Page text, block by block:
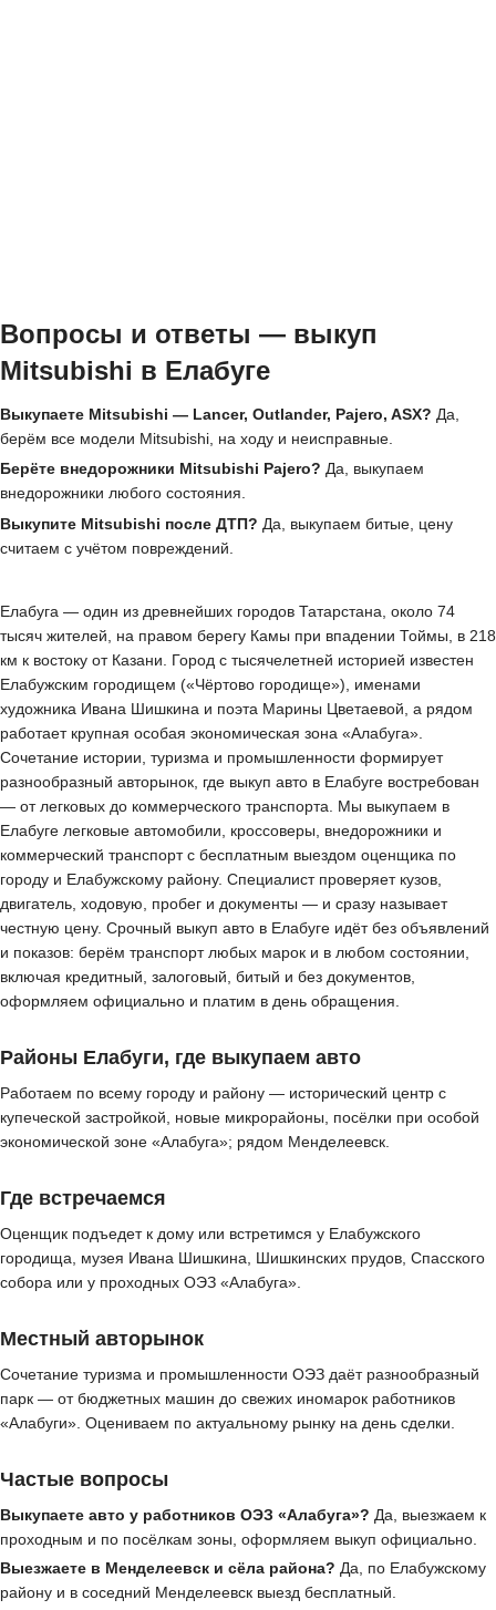
Вопросы и ответы — выкуп
Mitsubishi в Елабуге
Выкупаете Mitsubishi — Lancer, Outlander, Pajero, ASX? Да,
берём все модели Mitsubishi, на ходу и неисправные.
Берёте внедорожники Mitsubishi Pajero? Да, выкупаем
внедорожники любого состояния.
Выкупите Mitsubishi после ДТП? Да, выкупаем битые, цену
считаем с учётом повреждений.
Елабуга — один из древнейших городов Татарстана, около 74
тысяч жителей, на правом берегу Камы при впадении Тоймы, в 218
км к востоку от Казани. Город с тысячелетней историей известен
Елабужским городищем («Чёртово городище»), именами
художника Ивана Шишкина и поэта Марины Цветаевой, а рядом
работает крупная особая экономическая зона «Алабуга».
Сочетание истории, туризма и промышленности формирует
разнообразный авторынок, где выкуп авто в Елабуге востребован
— от легковых до коммерческого транспорта. Мы выкупаем в
Елабуге легковые автомобили, кроссоверы, внедорожники и
коммерческий транспорт с бесплатным выездом оценщика по
городу и Елабужскому району. Специалист проверяет кузов,
двигатель, ходовую, пробег и документы — и сразу называет
честную цену. Срочный выкуп авто в Елабуге идёт без объявлений
и показов: берём транспорт любых марок и в любом состоянии,
включая кредитный, залоговый, битый и без документов,
оформляем официально и платим в день обращения.
Районы Елабуги, где выкупаем авто
Работаем по всему городу и району — исторический центр с
купеческой застройкой, новые микрорайоны, посёлки при особой
экономической зоне «Алабуга»; рядом Менделеевск.
Где встречаемся
Оценщик подъедет к дому или встретимся у Елабужского
городища, музея Ивана Шишкина, Шишкинских прудов, Спасского
собора или у проходных ОЭЗ «Алабуга».
Местный авторынок
Сочетание туризма и промышленности ОЭЗ даёт разнообразный
парк — от бюджетных машин до свежих иномарок работников
«Алабуги». Оцениваем по актуальному рынку на день сделки.
Частые вопросы
Выкупаете авто у работников ОЭЗ «Алабуга»? Да, выезжаем к
проходным и по посёлкам зоны, оформляем выкуп официально.
Выезжаете в Менделеевск и сёла района? Да, по Елабужскому
району и в соседний Менделеевск выезд бесплатный.